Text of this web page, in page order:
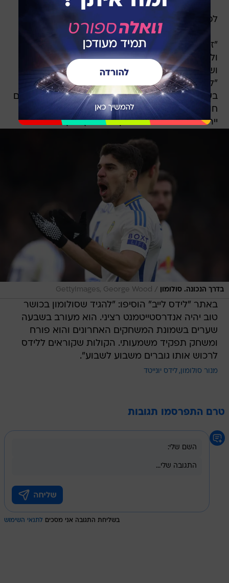
לפי הבנתי, החלטה סופית טרם התקבלה".
"זה ברור שהוא שחקן עם איכויות של פרמיירליג
ולידס תקווה להיות בפרמיירליג בעונה הבאה -
ושהוא יהיה חלק ממנה", נכתב על הישראלי באתר
"לידס יונייטד ניוז". "תמיד אומרים שאסור להתאהב
בשחקן מושאל, אבל זה מה שקרה איתו. שני הצדדים
חווים ביחד תקופת ירח דבש. האוהדים רוצים שהוא
יירכש ונראה שגם סולומון היה חפץ בכך".
בדרך הנכונה. סולומון /
GettyImages, George Wood
באתר "לידס לייב" הוסיפו: "להגיד שסולומון בכושר
טוב יהיה אנדרסטייטמנט רציני. הוא מעורב בשבעה
שערים בשמונת המשחקים האחרונים והוא פורח
ומשחק תפקיד משמעותי. הקולות שקוראים ללידס
לרכוש אותו גוברים משבוע לשבוע".
מנור סולומון לידס יונייטד
טרם התפרסמו תגובות
בשליחת התגובה אני מסכים לתנאי השימוש